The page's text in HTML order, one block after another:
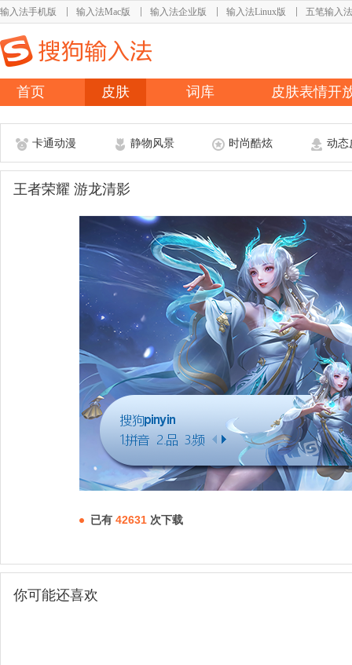
输入法手机版 输入法Mac版 输入法企业版 输入法Linux版 五笔输入法
首页 皮肤 词库 皮肤表情开
卡通动漫 静物风景 时尚酷炫 动态
王者荣耀 游龙清影
已有 42631 次下载
你可能还喜欢